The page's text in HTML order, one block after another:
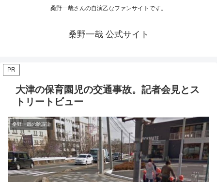
桑野一哉さんの自演乙なファンサイトです。
桑野一哉 公式サイト
PR
大津の保育園児の交通事故。記者会見とス
トリートビュー
桑野一哉の陰謀論